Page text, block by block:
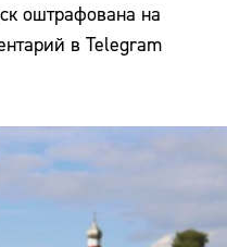
оштрафована на
в Telegram